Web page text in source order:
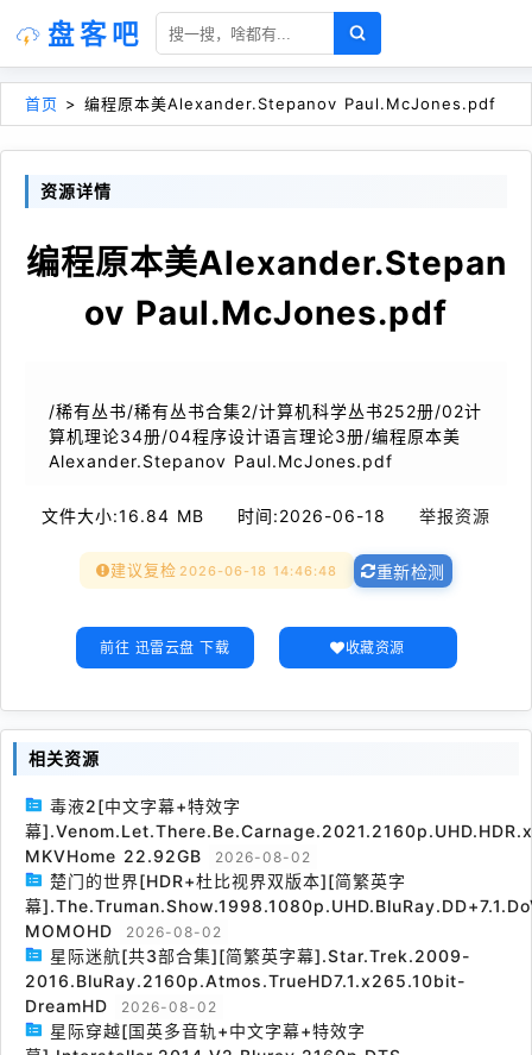
盘客吧
首页 > 编程原本美Alexander.Stepanov Paul.McJones.pdf
资源详情
编程原本美Alexander.Stepan
ov Paul.McJones.pdf
/稀有丛书/稀有丛书合集2/计算机科学丛书252册/02计
算机理论34册/04程序设计语言理论3册/编程原本美
Alexander.Stepanov Paul.McJones.pdf
文件大小:16.84 MB 时间:2026-06-18 举报资源
建议复检 2026-06-18 14:46:48 重新检测
前往 迅雷云盘 下载 收藏资源
相关资源
毒液2[中文字幕+特效字
幕
MKVHome 22.92GB
2026-08-02
楚门的世界[HDR+杜比视界双版本][简繁英字
幕
MOMOHD
2026-08-02
星际迷航[共3部合集][简繁英字幕].Star.Trek.2009-
2016.BluRay.2160p.Atmos.TrueHD7.1.x265.10bit-
DreamHD
2026-08-02
星际穿越[国英多音轨+中文字幕+特效字